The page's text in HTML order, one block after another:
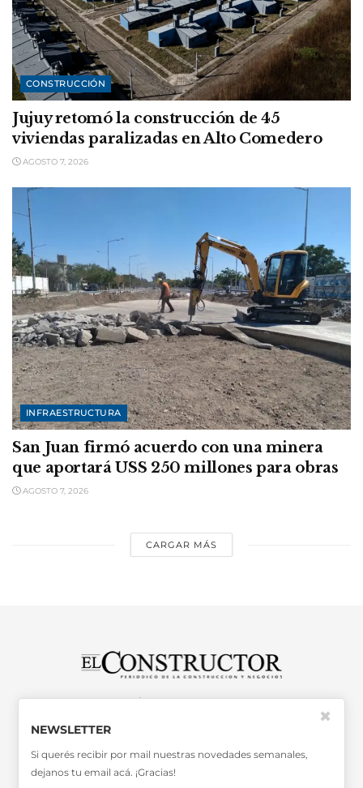
CONSTRUCCIÓN
Jujuy retomó la construcción de 45
viviendas paralizadas en Alto Comedero
AGOSTO 7, 2026
INFRAESTRUCTURA
San Juan firmó acuerdo con una minera
que aportará USS 250 millones para obras
AGOSTO 7, 2026
CARGAR MÁS
SABER MÁS >>
OTRAS PUBLICACIONES >>
Miembro de la Asociación de
NEWSLETTER
Si querés recibir por mail nuestras novedades semanales,
dejanos tu email acá. ¡Gracias!
✖